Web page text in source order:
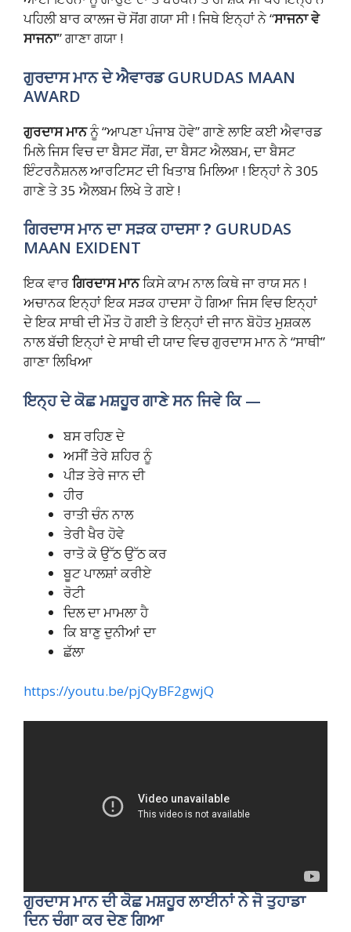
ਪਹਿਲੀ ਬਾਰ ਕਾਲਜ ਚੋ ਸੋਂਗ ਗਯਾ ਸੀ ! ਜਿਥੇ ਇਨ੍ਹਾਂ ਨੇ “ਸਾਜਨਾ ਵੇ
ਸਾਜਨਾ” ਗਾਣਾ ਗਯਾ !
ਗੁਰਦਾਸ ਮਾਨ ਦੇ ਐਵਾਰਡGURUDAS MAAN
AWARD
ਗੁਰਦਾਸ ਮਾਨਨੂੰ “ਆਪਣਾ ਪੰਜਾਬ ਹੋਵੇ” ਗਾਣੇ ਲਾਇ ਕਈ ਐਵਾਰਡ
ਮਿਲੇ ਜਿਸ ਵਿਚ ਦਾ ਬੈਸਟ ਸੋਂਗ, ਦਾ ਬੈਸਟ ਐਲਬਮ, ਦਾ ਬੈਸਟ
ਇੰਟਰਨੈਸ਼ਨਲ ਆਰਟਿਸਟ ਦੀ ਖਿਤਾਬ ਮਿਲਿਆ ! ਇਨ੍ਹਾਂ ਨੇ 305
ਗਾਣੇ ਤੇ 35 ਐਲਬਮ ਲਿਖੇ ਤੇ ਗਏ !
ਗਿਰਦਾਸ ਮਾਨ ਦਾ ਸੜਕ ਹਾਦਸਾ ? GURUDAS
MAAN EXIDENT
ਇਕ ਵਾਰਗਿਰਦਾਸ ਮਾਨਕਿਸੇ ਕਾਮ ਨਾਲ ਕਿਥੇ ਜਾ ਰਾਯ ਸਨ !
ਅਚਾਨਕ ਇਨ੍ਹਾਂ ਇਕ ਸੜਕ ਹਾਦਸਾ ਹੋ ਗਿਆ ਜਿਸ ਵਿਚ ਇਨ੍ਹਾਂ
ਦੇ ਇਕ ਸਾਥੀ ਦੀ ਮੌਤ ਹੋ ਗਈ ਤੇ ਇਨ੍ਹਾਂ ਦੀ ਜਾਨ ਬੋਹੋਤ ਮੁਸ਼ਕਲ
ਨਾਲ ਬੱਚੀ ਇਨ੍ਹਾਂ ਦੇ ਸਾਥੀ ਦੀ ਯਾਦ ਵਿਚ ਗੁਰਦਾਸ ਮਾਨ ਨੇ “ਸਾਥੀ”
ਗਾਣਾ ਲਿਖਿਆ
ਇਨ੍ਹ ਦੇ ਕੋਛ ਮਸ਼ਹੂਰ ਗਾਣੇ ਸਨ ਜਿਵੇਕਿ —
ਬਸ ਰਹਿਣ ਦੇ
ਅਸੀਂ ਤੇਰੇ ਸ਼ਹਿਰ ਨੂੰ
ਪੀੜ ਤੇਰੇ ਜਾਨ ਦੀ
ਹੀਰ
ਰਾਤੀ ਚੰਨ ਨਾਲ
ਤੇਰੀ ਖੈਰ ਹੋਵੇ
ਰਾਤੋ ਕੋ ਉੱਠ ਉੱਠ ਕਰ
ਬੂਟ ਪਾਲਸ਼ਾਂ ਕਰੀਏ
ਰੋਟੀ
ਦਿਲ ਦਾ ਮਾਮਲਾ ਹੈ
ਕਿ ਬਾਣੁ ਦੁਨੀਆਂ ਦਾ
ਛੱਲਾ
https://youtu.be/pjQyBF2gwjQ
ਗੁਰਦਾਸ ਮਾਨ ਦੀ ਕੋਛ ਮਸ਼ਹੂਰ ਲਾਈਨਾਂ ਨੇ ਜੋ ਤੁਹਾਡਾ
ਦਿਨ ਚੰਗਾ ਕਰ ਦੇਣ ਗਿਆ